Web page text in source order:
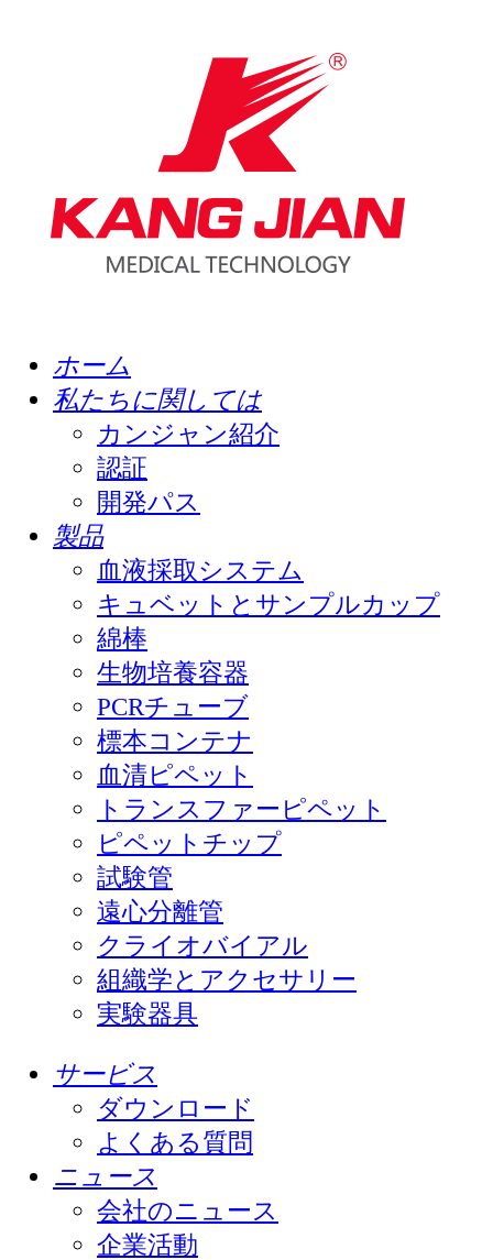
ホーム
私たちに関しては
カンジャン紹介
認証
開発パス
製品
血液採取システム
キュベットとサンプルカップ
綿棒
生物培養容器
PCRチューブ
標本コンテナ
血清ピペット
トランスファーピペット
ピペットチップ
試験管
遠心分離管
クライオバイアル
組織学とアクセサリー
実験器具
サービス
ダウンロード
よくある質問
ニュース
会社のニュース
企業活動